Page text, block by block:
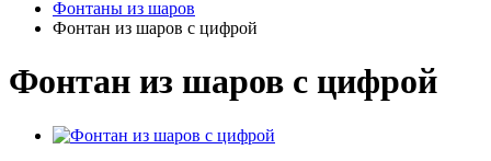
Фонтаны из шаров
Фонтан из шаров с цифрой
Фонтан из шаров с цифрой